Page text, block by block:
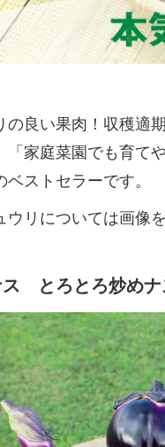
の良い果肉！収穫適
「家庭菜園でも育て
ストセラーです。
ウリについては画像
ス とろとろ炒めナ